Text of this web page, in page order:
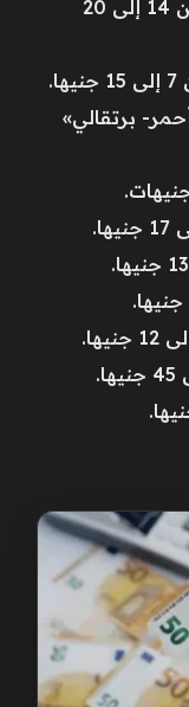
– يتراوح سعر الفلفل رومي صوب من 14 إلى 20
برتقالي»